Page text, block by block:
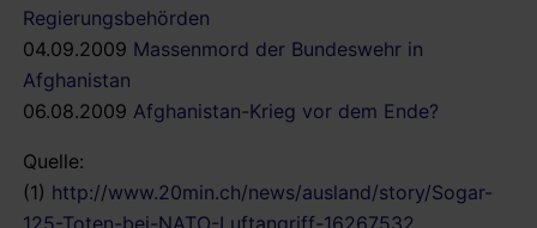
Regierungsbehörden
04.09.2009 Massenmord der Bundeswehr in
Afghanistan
06.08.2009 Afghanistan-Krieg vor dem Ende?
Quelle:
(1) http://www.20min.ch/news/ausland/story/Sogar-
125-Toten-bei-NATO-Luftangriff-16267532